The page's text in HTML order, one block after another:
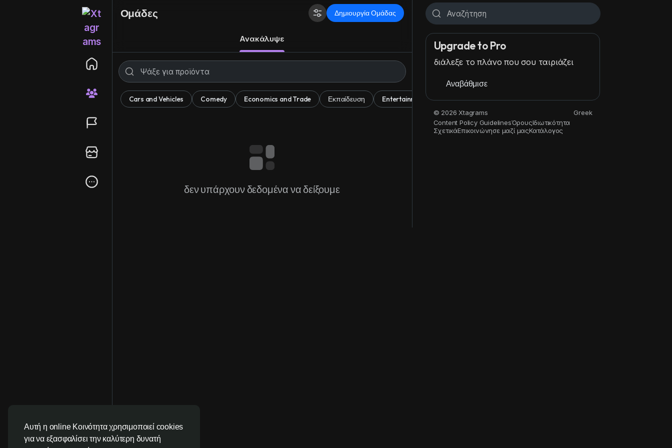
Αυτή η online Κοινότητα χρησιμοποιεί cookies
για να εξασφαλίσει την καλύτερη δυνατή
Ομάδες Δημιουργία Ομάδας
Ανακάλυψε
Cars and Vehicles Comedy Economics and Trade Εκπαίδευση Entertainment Movies and Animation Gaming History and Facts
δεν υπάρχουν δεδομένα να δείξουμε
Upgrade to Pro
διάλεξε το πλάνο που σου ταιριάζει
Αναβάθμισε
© 2026 Xtagrams
Greek
Content Policy GuidelinesΌρουςΙδιωτικότητα
ΣχετικάΕπικοινώνησε μαζί μαςΚατάλογος